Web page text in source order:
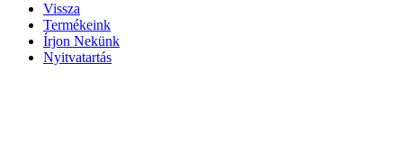
Vissza
Termékeink
Írjon Nekünk
Nyitvatartás